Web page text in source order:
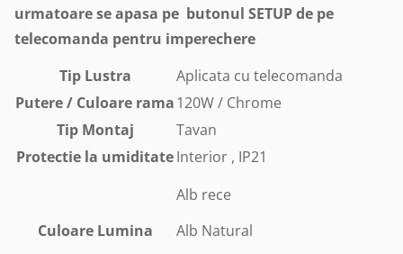
urmatoare se apasa pe butonul SETUP de pe
telecomanda pentru imperechere
Tip Lustra
Aplicata cu telecomanda
Putere / Culoare rama120W / Chrome
Tip Montaj
Tavan
Protectie la umiditateInterior , IP21
Culoare Lumina
Alb rece
Alb Natural